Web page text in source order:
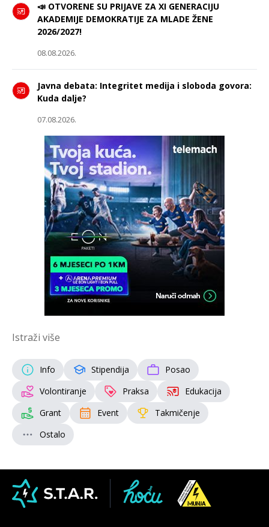
📣 OTVORENE SU PRIJAVE ZA XI GENERACIJU
AKADEMIJE DEMOKRATIJE ZA MLADE ŽENE
2026/2027!
08.08.2026.
Javna debata: Integritet medija i sloboda govora:
Kuda dalje?
07.08.2026.
Istraži više
Info Stipendija
Posao
Volontiranje
Praksa
Edukacija
Grant
Event
Takmičenje
Ostalo